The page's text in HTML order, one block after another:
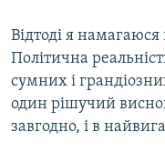
Відтоді я
Політична
сумних і
один рішучий
завгодно, і в